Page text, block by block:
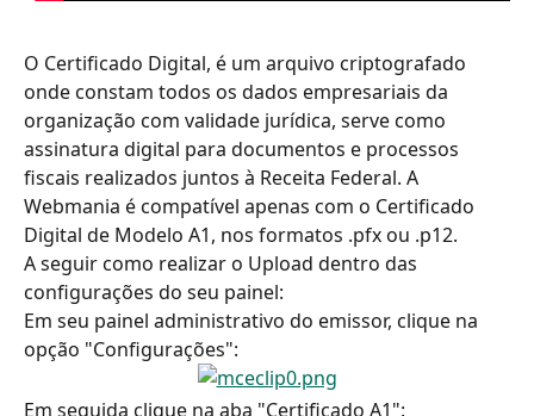
O Certificado Digital, é um arquivo criptografado
onde constam todos os dados empresariais da
organização com validade jurídica, serve como
assinatura digital para documentos e processos
fiscais realizados juntos à Receita Federal. A
Webmania é compatível apenas com o Certificado
Digital de Modelo A1, nos formatos .pfx ou .p12.
A seguir como realizar o Upload dentro das
configurações do seu painel:
Em seu painel administrativo do emissor, clique na
opção "Configurações":
Em seguida clique na aba "Certificado A1":